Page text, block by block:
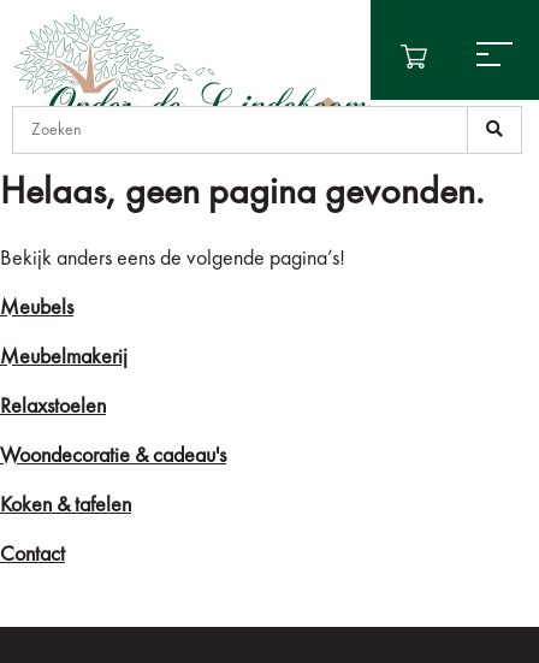
Helaas, geen pagina gevonden.
Bekijk anders eens de volgende pagina’s!
Meubels
Meubelmakerij
Relaxstoelen
Woondecoratie & cadeau's
Koken & tafelen
Contact